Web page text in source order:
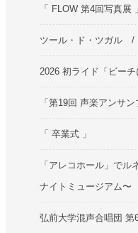
「 FLOW 第4回写真展 」
ツール・ド・ツガル /
2026 初ライド「ビーチ
「第19回 声楽アンサ
「 卒業式 」
「アレコホール」で
ナイトミュージアム〜
弘前大学混声合唱団 第